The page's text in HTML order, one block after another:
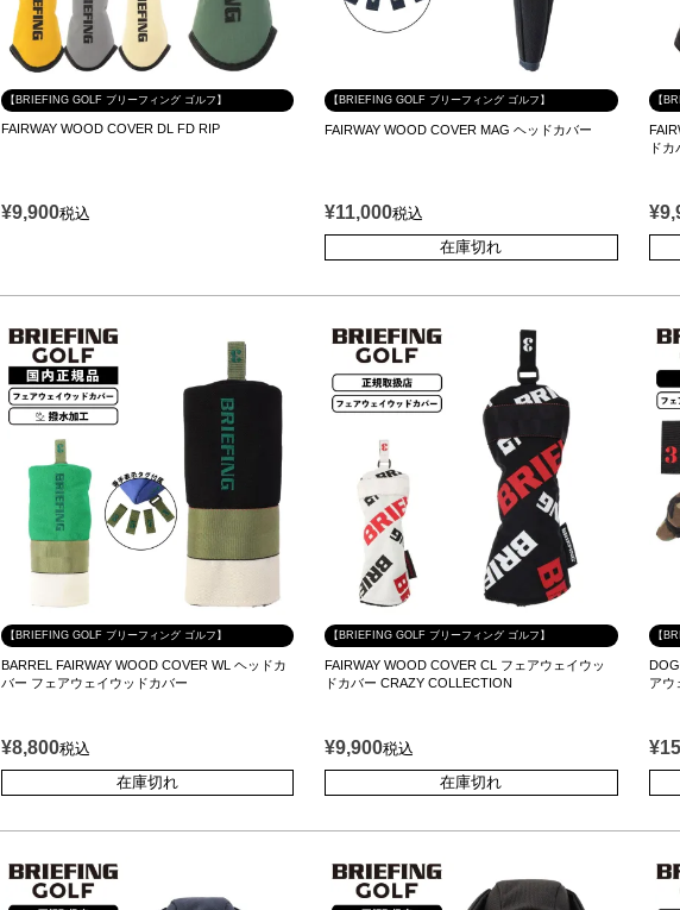
【BRIEFING GOLF ブリーフィング ゴルフ】
FAIRWAY WOOD COVER DL FD RIP
¥9,900税込
【BRIEFING GOLF ブリーフィング ゴルフ】
FAIRWAY WOOD COVER MAG ヘッドカバー
¥11,000税込
在庫切れ
【
ド
¥
【BRIEFING GOLF ブリーフィング ゴルフ】
BARREL FAIRWAY WOOD COVER WL ヘッドカ
バー フェアウェイウッドカバー
¥8,800税込
在庫切れ
【BRIEFING GOLF ブリーフィング ゴルフ】
FAIRWAY WOOD COVER CL フェアウェイウッ
ドカバー CRAZY COLLECTION
¥9,900税込
在庫切れ
【
アウ
¥